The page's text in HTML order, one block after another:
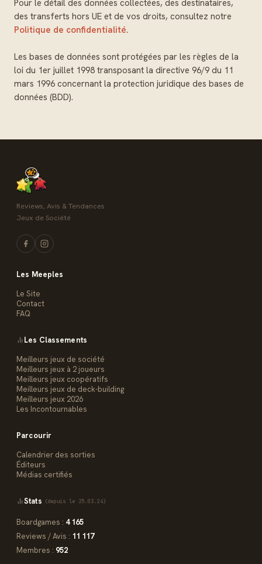
Pour le détail des données collectées, des destinataires,
des transferts hors UE et de vos droits, consultez notre
Politique de confidentialité.
Les bases de données sont protégées par les règles de la
loi du 1er juillet 1998 transposant la directive 96/9 du 11
mars 1996 concernant la protection juridique des bases de
données (BDD).
Reviews, Avis & Tendances
Jeux de Société
Les Meeples
Le Site
Contact
FAQ
Les Classements
Meilleurs jeux de société
Meilleurs jeux à 2 joueurs
Meilleurs jeux coopératifs
Meilleurs jeux de deck-building
Meilleurs jeux 2026
Les Incontournables
Parcourir
Calendrier des sorties
Éditeurs
Médias certifiés
Stats (depuis le 25.03.24)
Boardgames : 4 165
Reviews / Avis : 11 117
Membres : 952